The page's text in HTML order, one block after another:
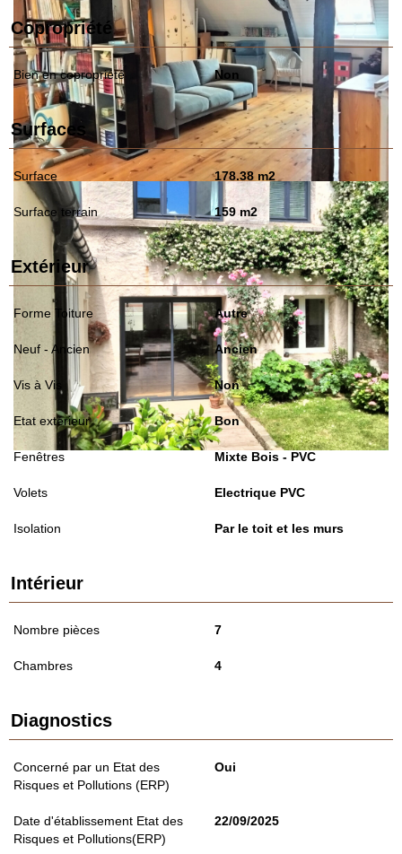
Copropriété
Bien en copropriété Non
Surfaces
Surface 178.38 m2
Surface terrain 159 m2
Extérieur
Forme Toiture Autre
Neuf - Ancien Ancien
Vis à Vis Non
Etat extérieur Bon
Fenêtres Mixte Bois - PVC
Volets Electrique PVC
Isolation Par le toit et les murs
Intérieur
Nombre pièces 7
Chambres 4
Diagnostics
Concerné par un Etat des
Risques et Pollutions (ERP)
Oui
Date d'établissement Etat des
Risques et Pollutions(ERP)
22/09/2025